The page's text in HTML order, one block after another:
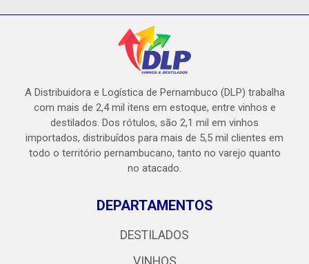
A Distribuidora e Logística de Pernambuco (DLP) trabalha
com mais de 2,4 mil itens em estoque, entre vinhos e
destilados. Dos rótulos, são 2,1 mil em vinhos
importados, distribuídos para mais de 5,5 mil clientes em
todo o território pernambucano, tanto no varejo quanto
no atacado.
DEPARTAMENTOS
DESTILADOS
VINHOS